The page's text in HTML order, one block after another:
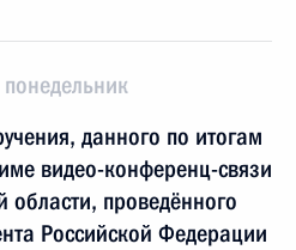
данного по итогам
видео-конференц-связи
проведённого
Российской Федерации